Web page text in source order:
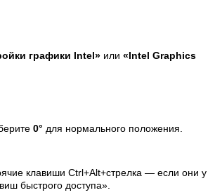
графики Intel» или «Intel Graphics
0° для нормального положения.
клавиши Ctrl+Alt+стрелка — если они у
быстрого доступа».